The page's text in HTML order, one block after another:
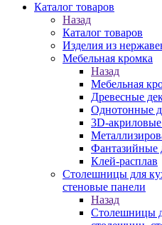
Каталог товаров
Назад
Каталог товаров
Изделия из
Мебельная кромка
Назад
Мебельная
Древесные
Однотонные
3D-
Фантазийные
Клей-расплав
Столешницы для
стеновые панели
Назад
Столешницы